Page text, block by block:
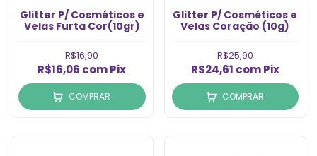
Glitter P/ Cosméticos e
Velas Furta Cor(10gr)
R$16,90
R$16,06 comPix
COMPRAR
Glitter P/ Cosméticos e
Velas Coração (10g)
R$25,90
R$24,61 com Pix
COMPRAR